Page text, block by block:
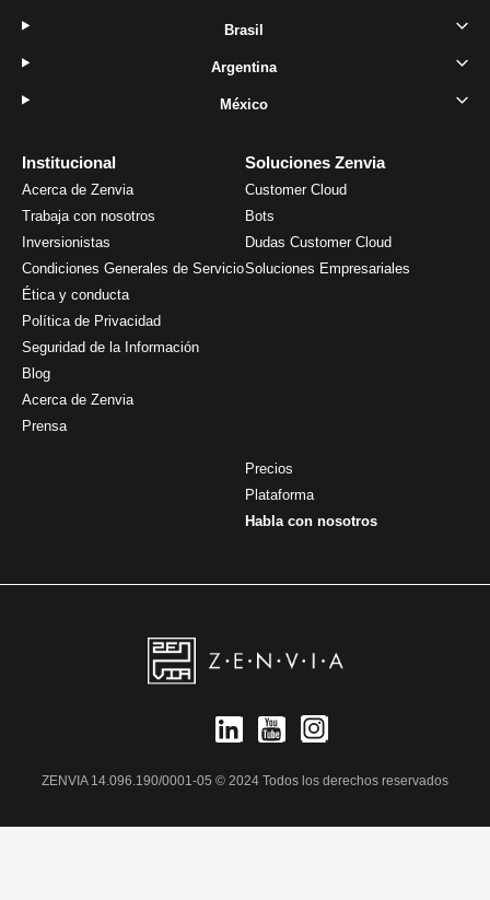
Institucional
Acerca de Zenvia
Trabaja con nosotros
Inversionistas
Condiciones Generales de Servicio
Ética y conducta
Política de Privacidad
Seguridad de la Información
Blog
Acerca de Zenvia
Prensa
Soluciones Zenvia
Customer Cloud
Bots
Dudas Customer Cloud
Soluciones Empresariales
Precios
Plataforma
Habla con nosotros
Brasil
Argentina
México
ZENVIA 14.096.190/0001-05 © 2024 Todos los derechos reservados